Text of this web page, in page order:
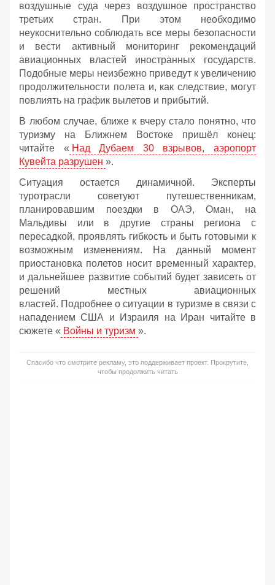
воздушные суда через воздушное пространство
третьих стран. При этом необходимо
неукоснительно соблюдать все меры безопасности
и вести активный мониторинг рекомендаций
авиационных властей иностранных государств.
Подобные меры неизбежно приведут к увеличению
продолжительности полета и, как следствие, могут
повлиять на график вылетов и прибытий.
В любом случае, ближе к вчеру стало понятно, что
туризму на Ближнем Востоке пришёл конец:
читайте « Над Дубаем 30 взрывов, аэропорт
Кувейта разрушен ».
Ситуация остается динамичной. Эксперты
туротрасли советуют путешественникам,
планировавшим поездки в ОАЭ, Оман, на
Мальдивы или в другие страны региона с
пересадкой, проявлять гибкость и быть готовыми к
возможным изменениям. На данный момент
приостановка полетов носит временный характер,
и дальнейшее развитие событий будет зависеть от
решений местных авиационных
властей. Подробнее о ситуации в туризме в связи с
нападением США и Израиля на Иран читайте в
сюжете « Войны и туризм ».
Спасибо что смотрите рекламу, это поддерживает проект. Прокрутите,
чтобы продолжить читать